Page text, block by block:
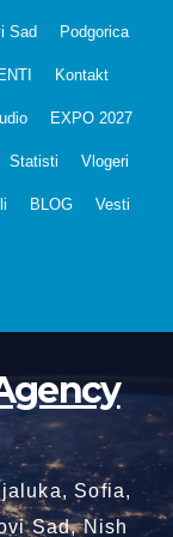
Sad Podgorica
Kontakt
EXPO 2027
Statisti Vlogeri
BLOG Vesti
Sofia,
Sad, Nish